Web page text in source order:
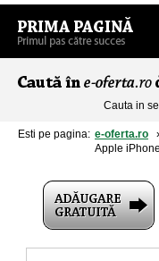
Cauta in
Esti pe pagina: e-oferta.ro
Apple